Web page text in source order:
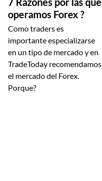
operamos Forex ?
Como traders es
importante especializarse
en un tipo de mercado y en
TradeToday recomendamos
el mercado del Forex.
Porque?